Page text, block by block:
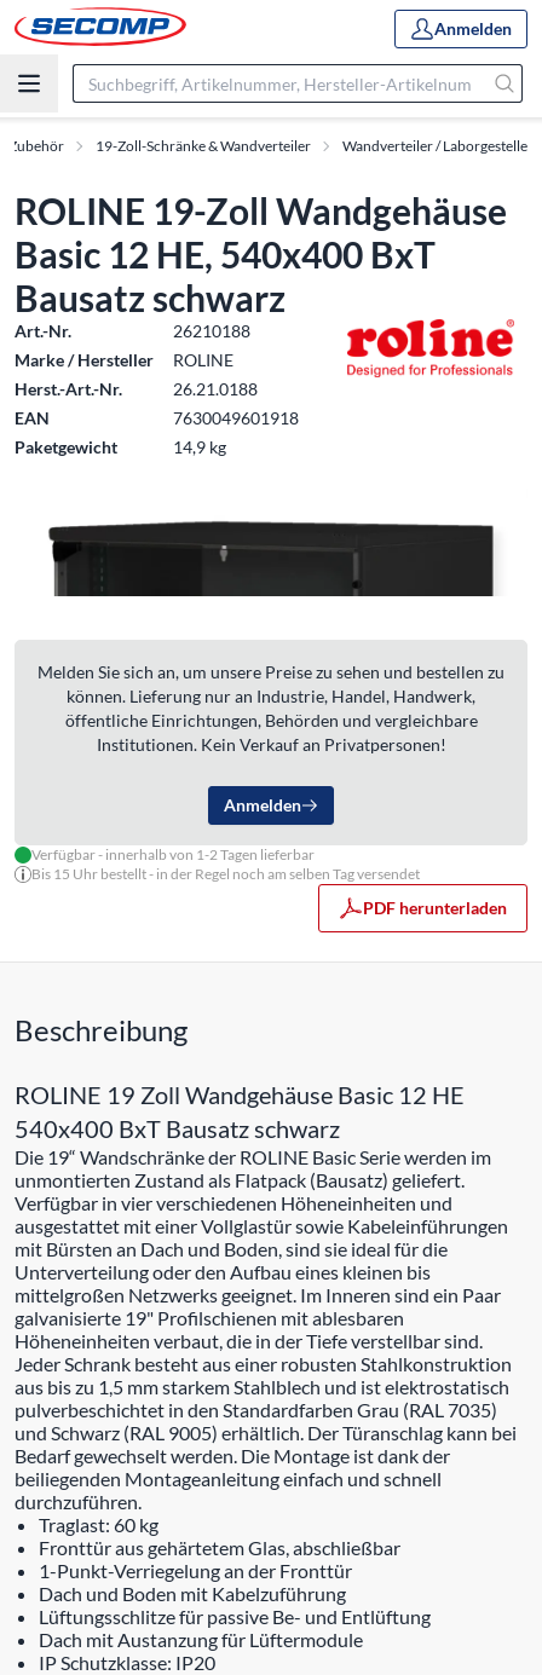
Anmelden
Zubehör 19-Zoll-Schränke & Wandverteiler Wandverteiler / Laborgestelle
ROLINE 19-Zoll Wandgehäuse
Basic 12 HE, 540x400 BxT
Bausatz schwarz
Art.-Nr.
26210188
Marke / Hersteller
ROLINE
Herst.-Art.-Nr.
26.21.0188
EAN
7630049601918
Paketgewicht
14,9 kg
Melden Sie sich an, um unsere Preise zu sehen und bestellen zu
können. Lieferung nur an Industrie, Handel, Handwerk,
öffentliche Einrichtungen, Behörden und vergleichbare
Institutionen. Kein Verkauf an Privatpersonen!
Anmelden
Verfügbar - innerhalb von 1-2 Tagen lieferbar
Bis 15 Uhr bestellt - in der Regel noch am selben Tag versendet
PDF herunterladen
Beschreibung
ROLINE 19 Zoll Wandgehäuse Basic 12 HE
540x400 BxT Bausatz schwarz
Die 19“ Wandschränke der ROLINE Basic Serie werden im
unmontierten Zustand als Flatpack (Bausatz) geliefert.
Verfügbar in vier verschiedenen Höheneinheiten und
ausgestattet mit einer Vollglastür sowie Kabeleinführungen
mit Bürsten an Dach und Boden, sind sie ideal für die
Unterverteilung oder den Aufbau eines kleinen bis
mittelgroßen Netzwerks geeignet. Im Inneren sind ein Paar
galvanisierte 19" Profilschienen mit ablesbaren
Höheneinheiten verbaut, die in der Tiefe verstellbar sind.
Jeder Schrank besteht aus einer robusten Stahlkonstruktion
aus bis zu 1,5 mm starkem Stahlblech und ist elektrostatisch
pulverbeschichtet in den Standardfarben Grau (RAL 7035)
und Schwarz (RAL 9005) erhältlich. Der Türanschlag kann bei
Bedarf gewechselt werden. Die Montage ist dank der
beiliegenden Montageanleitung einfach und schnell
durchzuführen.
Traglast: 60 kg
Fronttür aus gehärtetem Glas, abschließbar
1-Punkt-Verriegelung an der Fronttür
Dach und Boden mit Kabelzuführung
Lüftungsschlitze für passive Be- und Entlüftung
Dach mit Austanzung für Lüftermodule
IP Schutzklasse: IP20